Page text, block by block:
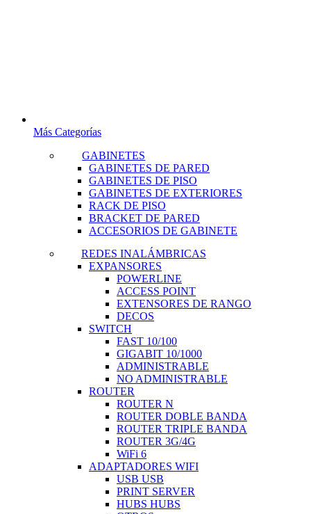
Más Categorías
GABINETES
GABINETES DE PARED
GABINETES DE PISO
GABINETES DE EXTERIORES
RACK DE PISO
BRACKET DE PARED
ACCESORIOS DE GABINETE
REDES INALÁMBRICAS
EXPANSORES
POWERLINE
ACCESS POINT
EXTENSORES DE RANGO
DECOS
SWITCH
FAST 10/100
GIGABIT 10/1000
ADMINISTRABLE
NO ADMINISTRABLE
ROUTER
ROUTER N
ROUTER DOBLE BANDA
ROUTER TRIPLE BANDA
ROUTER 3G/4G
WiFi 6
ADAPTADORES WIFI
USB USB
PRINT SERVER
HUBS HUBS